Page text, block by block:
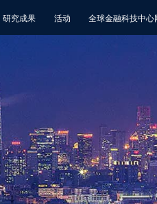
研究成果 活动 全球金融科技中心